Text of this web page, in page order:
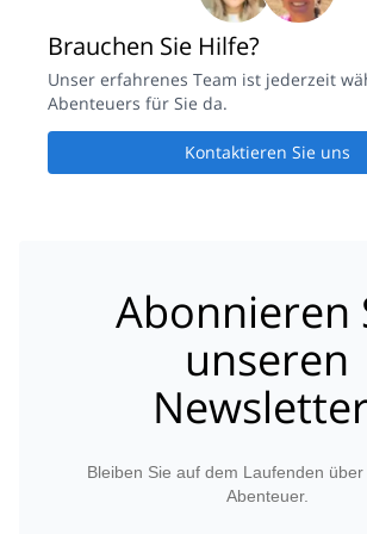
Brauchen Sie Hilfe?
Unser erfahrenes Team ist jederzeit
Abenteuers für Sie da.
Kontaktieren Sie uns
Abonnieren
unseren
Bleiben Sie auf dem Laufenden
Abenteuer.